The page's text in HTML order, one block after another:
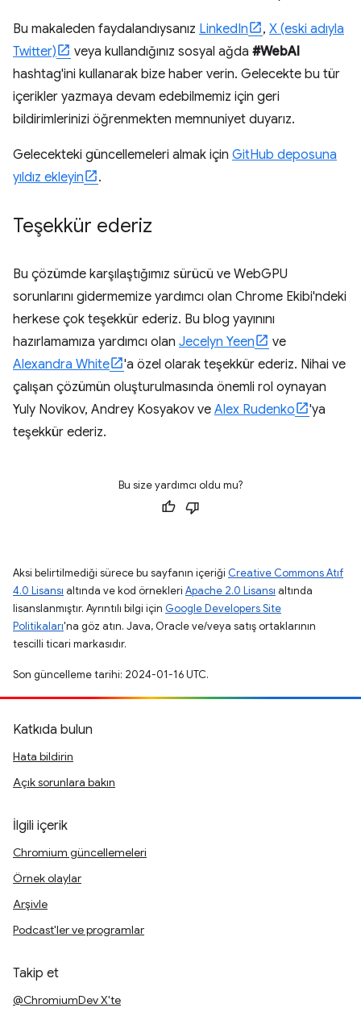
Bu makaleden faydalandıysanız LinkedIn , X (eski adıyla
Twitter)
veya kullandığınız sosyal ağda #WebAI
hashtag'ini kullanarak bize haber verin. Gelecekte bu tür
içerikler yazmaya devam edebilmemiz için geri
bildirimlerinizi öğrenmekten memnuniyet duyarız.
Gelecekteki güncellemeleri almak için GitHub deposuna
yıldız ekleyin
.
Teşekkür ederiz
Bu çözümde karşılaştığımız sürücü ve WebGPU
sorunlarını gidermemize yardımcı olan Chrome Ekibi'ndeki
herkese çok teşekkür ederiz. Bu blog yayınını
hazırlamamıza yardımcı olan Jecelyn Yeen
ve
Alexandra White
'a özel olarak teşekkür ederiz. Nihai ve
çalışan çözümün oluşturulmasında önemli rol oynayan
Yuly Novikov, Andrey Kosyakov ve Alex Rudenko
'ya
teşekkür ederiz.
Bu size yardımcı oldu mu?
Aksi belirtilmediği sürece bu sayfanın içeriği Creative Commons Atıf
4.0 Lisansı altında ve kod örnekleri Apache 2.0 Lisansı altında
lisanslanmıştır. Ayrıntılı bilgi için Google Developers Site
Politikaları'na göz atın. Java, Oracle ve/veya satış ortaklarının
tescilli ticari markasıdır.
Son güncelleme tarihi: 2024-01-16 UTC.
Katkıda bulun
Hata bildirin
Açık sorunlara bakın
İlgili içerik
Chromium güncellemeleri
Örnek olaylar
Arşivle
Podcast'ler ve programlar
Takip et
@ChromiumDev X'te